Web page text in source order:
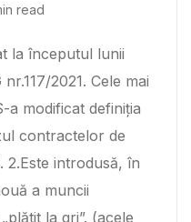
read
la începutul lunii
2021. Cele mai
a modificat definiția
contractelor de
introdusă, în
a muncii
la gri”. (acele